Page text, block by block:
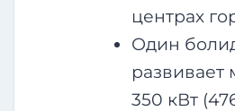
центрах
Один
развивает
350 кВт